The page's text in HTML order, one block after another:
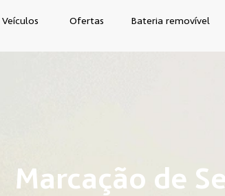
Veículos Ofertas Bateria removível
Marcação de